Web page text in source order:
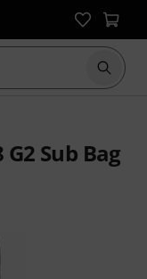
Suche
Sub Bag
Kundenbewertungen